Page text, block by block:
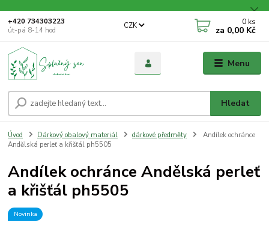
Menu
CZK
Hledat
+420 734303223
út-pá 8-14 hod
0 ks
za 0,00 Kč
Úvod Dárkový obalový materiál dárkové předměty
Andílek ochránce
Andělská perleť a křišťál ph5505
Andílek ochránce Andělská perleť
a křišťál ph5505
Novinka